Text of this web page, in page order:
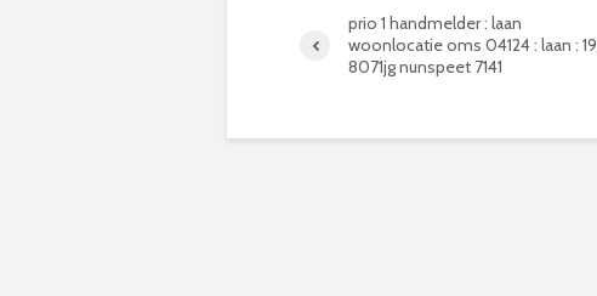
prio 1 handmelder : laan
woonlocatie oms 04124 : laan : 19
8071jg nunspeet 7141